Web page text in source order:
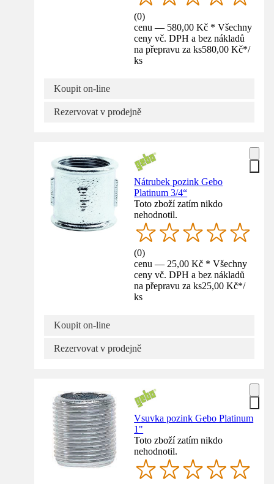
(0)
cenu — 580,00 Kč * Všechny
ceny vč. DPH a bez nákladů
na přepravu za ks580,00 Kč*/
ks
Koupit on-line
Rezervovat v prodejně
Nátrubek pozink Gebo
Platinum 3/4“
Toto zboží zatím nikdo
nehodnotil.
(0)
cenu — 25,00 Kč * Všechny
ceny vč. DPH a bez nákladů
na přepravu za ks25,00 Kč*/
ks
Koupit on-line
Rezervovat v prodejně
Vsuvka pozink Gebo Platinum
1"
Toto zboží zatím nikdo
nehodnotil.